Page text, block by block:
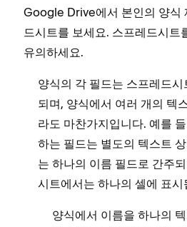
Google Drive에서 본인의 양식
드시트를 보세요. 스프레드시트
유의하세요.
양식의 각 필드는 스프레드
되며, 양식에서 여러 개의 텍
라도 마찬가지입니다. 예를
하는 필드는 별도의 텍스트
는 하나의 이름 필드로 간주
시트에서는 하나의 셀에 표시
양식에서 이름을 하나의